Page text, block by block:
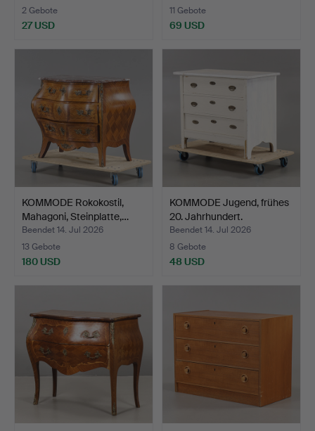
2 Gebote
27 USD
11 Gebote
69 USD
KOMMODE Rokokostil,
Mahagoni, Steinplatte,…
Beendet 14. Jul 2026
13 Gebote
180 USD
KOMMODE Jugend, frühes
20. Jahrhundert.
Beendet 14. Jul 2026
8 Gebote
48 USD